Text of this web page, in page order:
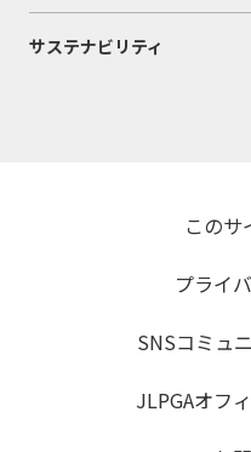
サステナビリティ
このサ
プライ
SNSコミュ
JLPGAオフ